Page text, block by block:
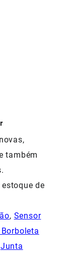
também
de
, Sensor
Junta